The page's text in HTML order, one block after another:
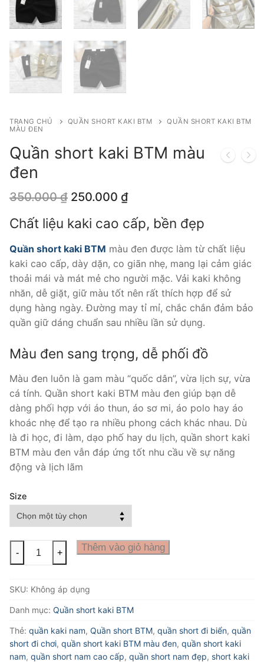
TRANG CHỦ QUẦN SHORT KAKI BTM
QUẦN SHORT KAKI BTM
MÀU ĐEN
Quần short kaki BTM màu
đen
350.000₫ Giá
là:
350.000 ₫.
250.000 ₫Giá
tại
là:
250.000 ₫.
Chất liệu kaki cao cấp, bền đẹp
Quần short kaki BTM màu đen được làm từ chất liệu
kaki cao cấp, dày dặn, co giãn nhẹ, mang lại cảm giác
thoải mái và mát mẻ cho người mặc. Vải kaki không
nhăn, dễ giặt, giữ màu tốt nên rất thích hợp để sử
dụng hàng ngày. Đường may tỉ mỉ, chắc chắn đảm bảo
quần giữ dáng chuẩn sau nhiều lần sử dụng.
Màu đen sang trọng, dễ phối đồ
Màu đen luôn là gam màu “quốc dân”, vừa lịch sự, vừa
cá tính. Quần short kaki BTM màu đen giúp bạn dễ
dàng phối hợp với áo thun, áo sơ mi, áo polo hay áo
khoác nhẹ để tạo ra nhiều phong cách khác nhau. Dù
là đi học, đi làm, dạo phố hay du lịch, quần short kaki
BTM màu đen vẫn đáp ứng tốt nhu cầu về sự năng
động và lịch lãm
Size
short
BTM
màu
số
lượng
- + Thêm vào giỏ hàng
SKU: Không áp dụng
Danh mục: Quần short kaki BTM
Thẻ: quần kaki nam, Quần short BTM, quần short đi biển, quần
short đi chơi, quần short kaki BTM màu đen, quần short kaki
nam, quần short nam cao cấp, quần short nam đẹp, short kaki